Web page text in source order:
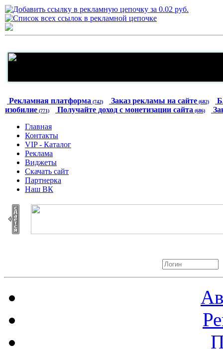
Рекламная платформа (742) Заказ рекламы на сайте (682)
изобилие (771) Получайте доход с монетизации сайта (686)
Главная
Контакты
VIP - Каталог
Реклама
Виджеты
Скачать сайт
Партнерка
Наш ВК